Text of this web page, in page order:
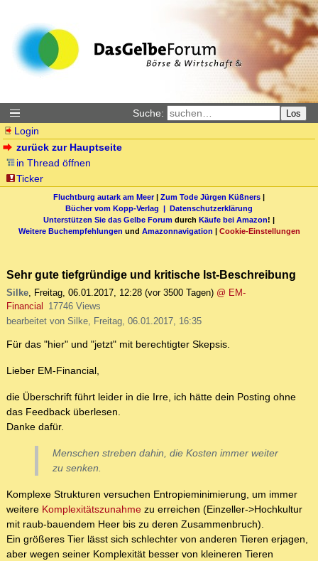
Suche: Los
Login
zurück zur Hauptseite
in Thread öffnen
Ticker
Fluchtburg autark am Meer| Zum Tode Jürgen Küßners |
Bücher vom Kopp-Verlag | Datenschutzerklärung
Unterstützen Sie das Gelbe Forum durch Käufe bei Amazon! |
Weitere Buchempfehlungen und Amazonnavigation | Cookie-Einstellungen
Sehr gute tiefgründige und kritische Ist-Beschreibung
Silke, Freitag, 06.01.2017, 12:28 (vor 3500 Tagen) @ EM-
Financial
17746 Views
bearbeitet von Silke, Freitag, 06.01.2017, 16:35
Für das "hier" und "jetzt" mit berechtigter Skepsis.
Lieber EM-Financial,
die Überschrift führt leider in die Irre, ich hätte dein Posting ohne
das Feedback überlesen.
Danke dafür.
Menschen streben dahin, die Kosten immer weiter
zu senken.
Komplexe Strukturen versuchen Entropieminimierung, um immer
weitere Komplexitätszunahme zu erreichen (Einzeller->Hochkultur
mit raub-bauendem Heer bis zu deren Zusammenbruch).
Ein größeres Tier lässt sich schlechter von anderen Tieren erjagen,
aber wegen seiner Komplexität besser von kleineren Tieren